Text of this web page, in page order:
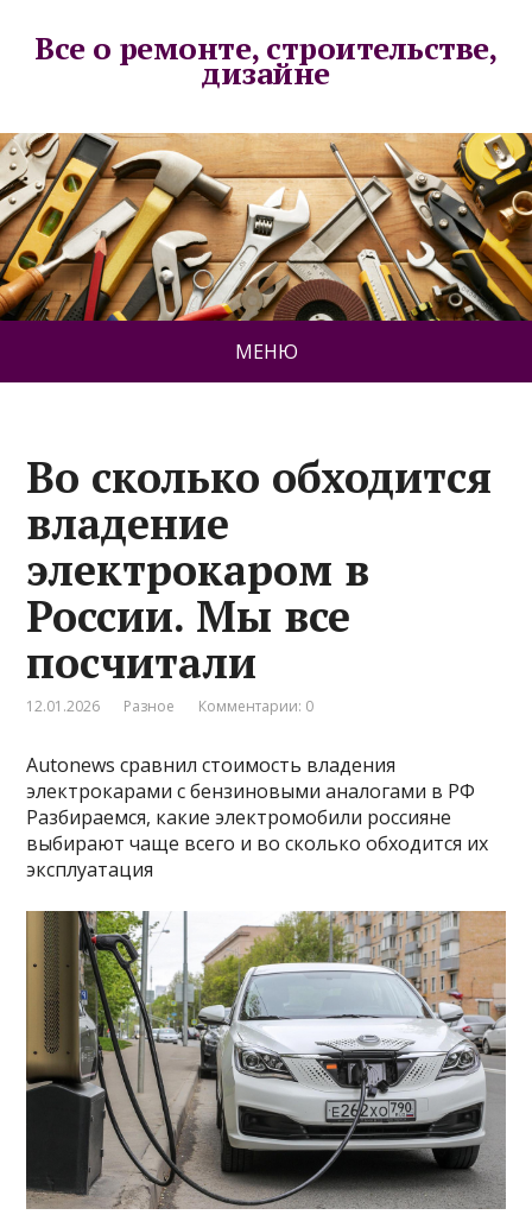
Все о ремонте, строительстве,
дизайне
МЕНЮ
Во сколько обходится
владение
электрокаром в
России. Мы все
посчитали
12.01.2026 Разное Комментарии: 0
Autonews сравнил стоимость владения
электрокарами с бензиновыми аналогами в РФ
Разбираемся, какие электромобили россияне
выбирают чаще всего и во сколько обходится их
эксплуатация